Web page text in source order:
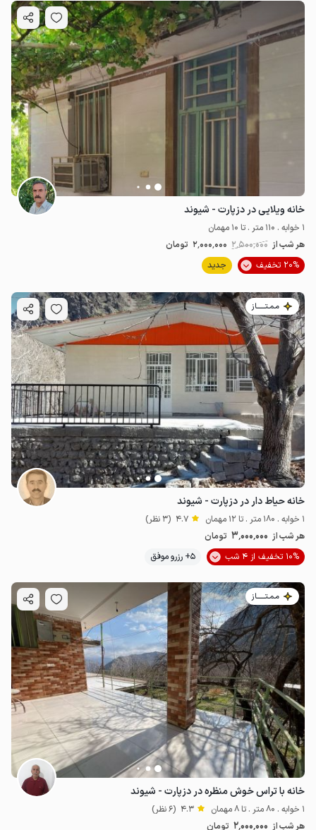
خانه ویلایی در دزپارت - شیوند
1 خوابه . 110 متر . تا 10 مهمان
هر شب از 2٬500٬000 2٬000٬000 تومان
20% تخفیف
جدید
مـمـتــــــاز
خانه حیاط دار در دزپارت - شیوند
1 خوابه . 180 متر . تا 12 مهمان 4.7 (3 نظر)
هر شب از 3٬000٬000 تومان
10% تخفیف از 4 شب
5+ رزرو موفق
مـمـتــــــاز
خانه با تراس خوش منظره در دزپارت - شیوند
1 خوابه . 80 متر . تا 8 مهمان 4.3 (6 نظر)
هر شب از 2٬000٬000 تومان